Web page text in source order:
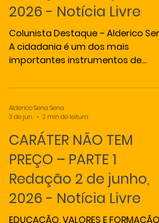
crises
2026 - Notícia Livre
Colunista Destaque – Alderico
A cidadania é um dos mais
importantes instrumentos de
um país e as condições de vida de
grande parte, das decisões
eleitos pelo povo. O exercício da
cidadania exige responsabilidade,
reflexão e participação
Fanatismo e radicalismo não
contribuem para o fortalecimento
Alderico Sena Sena
3 de jun.
2 min de leitura
CARÁTER NÃO TEM
PREÇO – PARTE 1
Redação 2 de junho,
2026 - Notícia Livre
EDUCAÇÃO, VALORES E FORMAÇÃO